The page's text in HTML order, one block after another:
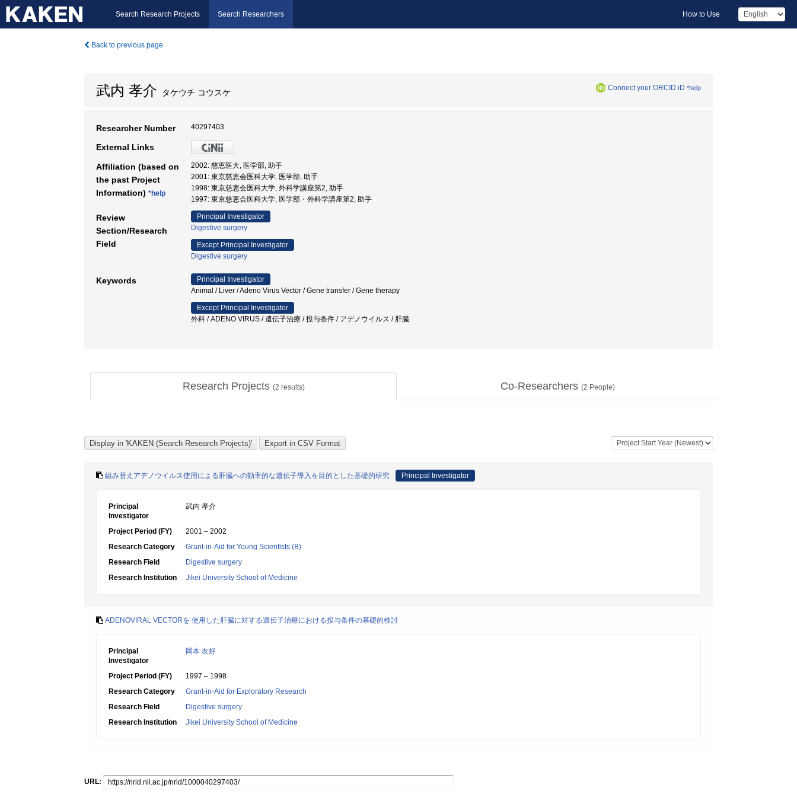
Search Research Projects Search Researchers How to Use
Back to previous page
武内 孝介 タケウチ コウスケ Connect your ORCID iD *help
Researcher Number 40297403
External Links
Affiliation (based on
the past Project
Information) *help
2002: 慈恵医大, 医学部, 助手
2001: 東京慈恵会医科大学, 医学部, 助手
1998: 東京慈恵会医科大学, 外科学講座第2, 助手
1997: 東京慈恵会医科大学, 医学部・外科学講座第2, 助手
Review
Section/Research
Field
Principal Investigator
Digestive surgery
Except Principal Investigator
Digestive surgery
Keywords
Principal Investigator
Animal / Liver / Adeno Virus Vector / Gene transfer / Gene therapy
Except Principal Investigator
外科 / ADENO VIRUS / 遺伝子治療 / 投与条件 / アデノウイルス / 肝臓
Research Projects (2 results) Co-Researchers (2 People)
組み替えアデノウイルス使用による肝臓への効率的な遺伝子導入を目的とした基礎的研究 Principal Investigator
Principal
Investigator
武内 孝介
Project Period (FY)
2001 – 2002
Research Category
Grant-in-Aid for Young Scientists (B)
Research Field
Digestive surgery
Research Institution
Jikei University School of Medicine
ADENOVIRAL VECTORを 使用した肝臓に対する遺伝子治療における投与条件の基礎的検討
Principal
Investigator
岡本 友好
Project Period (FY)
1997 – 1998
Research Category
Grant-in-Aid for Exploratory Research
Research Field
Digestive surgery
Research Institution
Jikei University School of Medicine
URL: